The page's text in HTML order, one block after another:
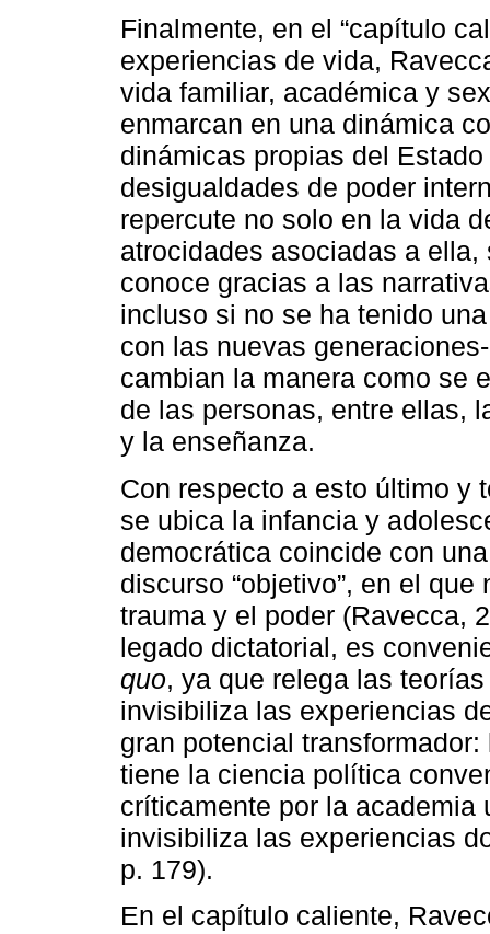
Finalmente, en el “capítulo
experiencias de vida,
vida familiar, académica y
enmarcan en una dinámica
dinámicas propias del
desigualdades de poder
repercute no solo en la vida
atrocidades asociadas a
conoce gracias a las
incluso si no se ha tenido
con las nuevas
cambian la manera como se
de las personas, entre ellas,
y la enseñanza.
Con respecto a esto último y
se ubica la infancia y
democrática coincide con
discurso “objetivo”, en el
trauma y el poder (Ravecca,
legado dictatorial, es
quo, ya que relega las
invisibiliza las experiencias
gran potencial
tiene la ciencia política
críticamente por la
invisibiliza las experiencias
p. 179).
En el capítulo caliente,